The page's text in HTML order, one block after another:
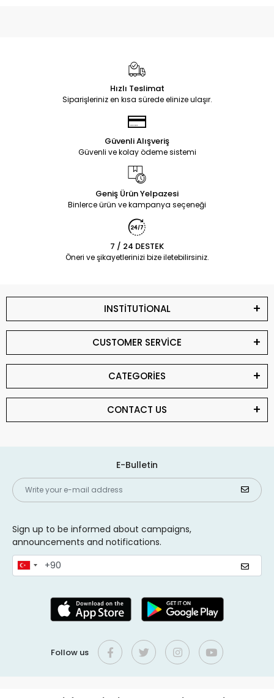
Hızlı Teslimat
Siparişleriniz en kısa sürede elinize ulaşır.
Güvenli Alışveriş
Güvenli ve kolay ödeme sistemi
Geniş Ürün Yelpazesi
Binlerce ürün ve kampanya seçeneği
7 / 24 DESTEK
Öneri ve şikayetlerinizi bize iletebilirsiniz.
INSTİTUTİONAL
CUSTOMER SERVİCE
CATEGORİES
CONTACT US
E-Bulletin
Sign up to be informed about campaigns,
announcements and notifications.
Follow us